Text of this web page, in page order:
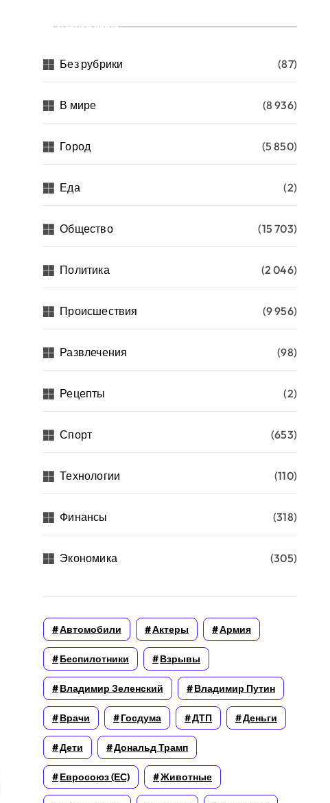
Рубрики
Без рубрики (87)
В мире (8 936)
Город (5 850)
Еда (2)
Общество (15 703)
Политика (2 046)
Происшествия (9 956)
Развлечения (98)
Рецепты (2)
Спорт (653)
Технологии (110)
Финансы (318)
Экономика (305)
Автомобили Актеры Армия
Беспилотники Взрывы
Владимир Зеленский Владимир Путин
Врачи Госдума ДТП Деньги
Дети Дональд Трамп
Евросоюз (ЕС) Животные